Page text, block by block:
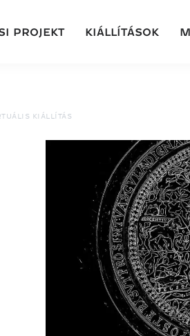
PROJEKT KIÁLLÍTÁSOK
KIÁLLÍTÁS